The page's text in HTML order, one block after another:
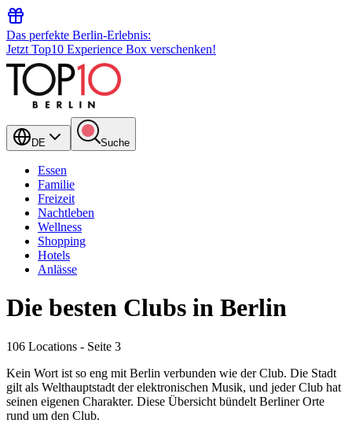
Das perfekte Berlin-Erlebnis:
Jetzt Top10 Experience Box verschenken!
DE Suche
Essen
Familie
Freizeit
Nachtleben
Wellness
Shopping
Hotels
Anlässe
Die besten Clubs in Berlin
106 Locations - Seite 3
Kein Wort ist so eng mit Berlin verbunden wie der Club. Die Stadt
gilt als Welthauptstadt der elektronischen Musik, und jeder Club hat
seinen eigenen Charakter. Diese Übersicht bündelt Berliner Orte
rund um den Club.